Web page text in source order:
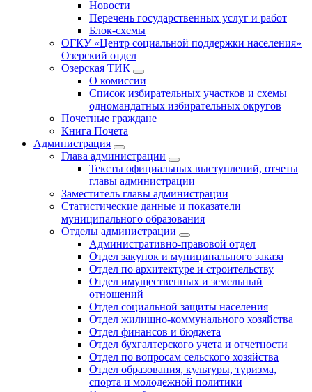
Новости
Перечень государственных услуг и работ
Блок-схемы
ОГКУ «Центр социальной поддержки населения»
Озерский отдел
Озерская ТИК
О комиссии
Список избирательных участков и схемы
одномандатных избирательных округов
Почетные граждане
Книга Почета
Администрация
Глава администрации
Тексты официальных выступлений, отчеты
главы администрации
Заместитель главы администрации
Статистические данные и показатели
муниципального образования
Отделы администрации
Административно-правовой отдел
Отдел закупок и муниципального заказа
Отдел по архитектуре и строительству
Отдел имущественных и земельный
отношений
Отдел социальной защиты населения
Отдел жилищно-коммунального хозяйства
Отдел финансов и бюджета
Отдел бухгалтерского учета и отчетности
Отдел по вопросам сельского хозяйства
Отдел образования, культуры, туризма,
спорта и молодежной политики